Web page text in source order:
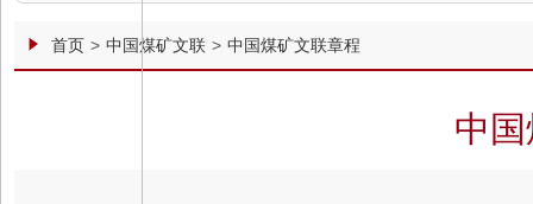
首页 > 中国煤矿文联 > 中国煤矿文联章程
中